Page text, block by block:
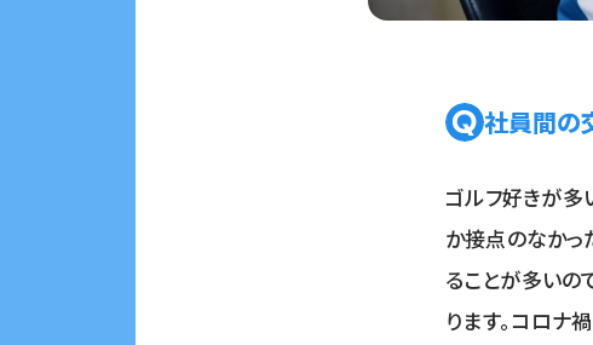
社員間の
ゴルフ好きが多
か接点のなかっ
ることが多いの
ります。コロナ